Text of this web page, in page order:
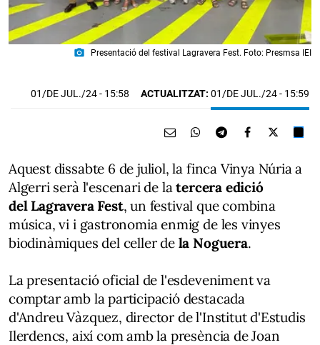
photo_camera Presentació del festival Lagravera Fest. Foto: Presmsa IEI
01/DE JUL./24- 15:58 ACTUALITZAT: 01/DE JUL./24 - 15:59
Aquest dissabte 6 de juliol, la finca Vinya Núria a
Algerri serà l'escenari de latercera edició
del Lagravera Fest, un festival que combina
música, vi i gastronomia enmig de les vinyes
biodinàmiques del celler de la Noguera.
La presentació oficial de l'esdeveniment va
comptar amb la participació destacada
d'Andreu Vàzquez, director de l'Institut d'Estudis
Ilerdencs, així com amb la presència de Joan